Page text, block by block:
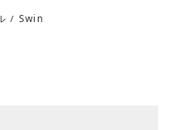
/ Swin